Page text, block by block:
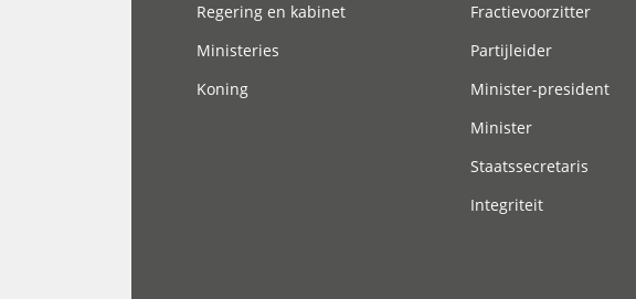
Regering en kabinet
Ministeries
Koning
Fractievoorzitter
Partijleider
Minister-president
Minister
Staatssecretaris
Integriteit